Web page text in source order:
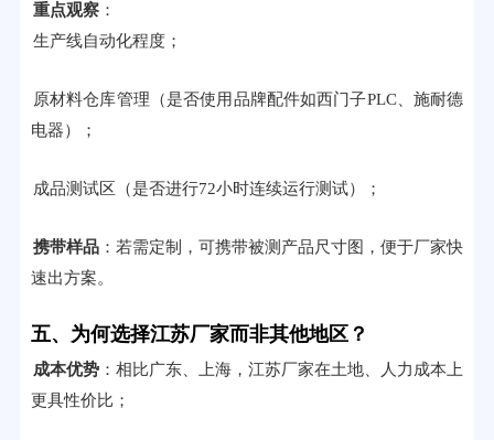
重点观察：
生产线自动化程度；
原材料仓库管理（是否使用品牌配件如西门子PLC、施耐德
电器）；
成品测试区（是否进行72小时连续运行测试）；
携带样品：若需定制，可携带被测产品尺寸图，便于厂家快
速出方案。
五、为何选择江苏厂家而非其他地区？
成本优势：相比广东、上海，江苏厂家在土地、人力成本上
更具性价比；